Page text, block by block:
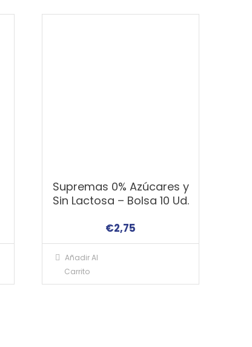
Supremas 0% Azúcares y
Sin Lactosa – Bolsa 10 Ud.
€2,75
Añadir Al
Carrito